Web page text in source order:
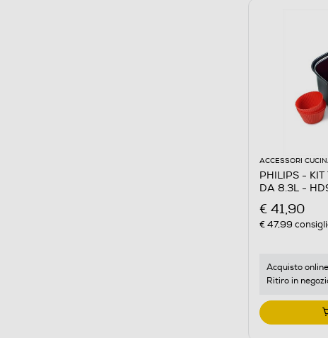
ACCESSORI
PHILIPS - KIT
DA 8.3L -
€ 41,90
€ 47,99
Acquisto
Ritiro in